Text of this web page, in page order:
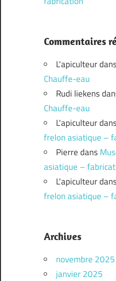
Commentaires
L'apiculteur
Chauffe-eau
Rudi liekens
Chauffe-eau
L'apiculteur
frelon asiatique –
Pierredans
asiatique –
L'apiculteur
frelon asiatique –
Archives
novembre 2025
janvier 2025